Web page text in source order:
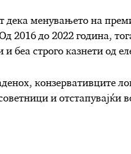
дека менувањето на
2016 до 2022 година,
беа строго казнети од
конзервативците
и отстапувајќи